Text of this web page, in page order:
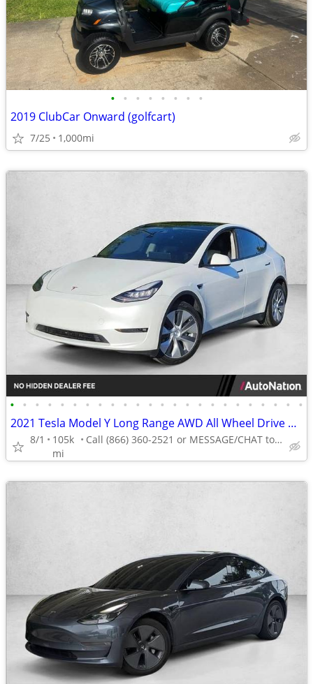
• • • • • • • •
2019 ClubCar Onward (golfcart)
7/25 1,000mi
• • • • • • • • • • • • • • • • • • • • • • • •
2021 Tesla Model Y Long Range AWD All Wheel Drive SUV Electric AUTONATION
8/1
105k
mi
Call (866) 360-2521 or MESSAGE/CHAT to confirm availability